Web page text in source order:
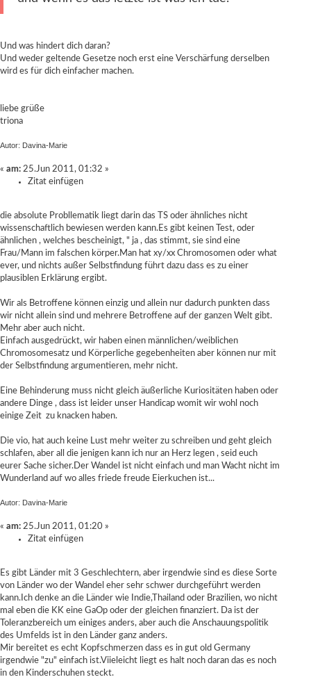
Und was hindert dich daran?
Und weder geltende Gesetze noch erst eine Verschärfung derselben
wird es für dich einfacher machen.
liebe grüße
triona
Autor: Davina-Marie
« am: 25.Jun 2011, 01:32 »
Zitat einfügen
die absolute Probllematik liegt darin das TS oder ähnliches nicht
wissenschaftlich bewiesen werden kann.Es gibt keinen Test, oder
ähnlichen , welches bescheinigt, " ja , das stimmt, sie sind eine
Frau/Mann im falschen körper.Man hat xy/xx Chromosomen oder what
ever, und nichts außer Selbstfindung führt dazu dass es zu einer
plausiblen Erklärung ergibt.
Wir als Betroffene können einzig und allein nur dadurch punkten dass
wir nicht allein sind und mehrere Betroffene auf der ganzen Welt gibt.
Mehr aber auch nicht.
Einfach ausgedrückt, wir haben einen männlichen/weiblichen
Chromosomesatz und Körperliche gegebenheiten aber können nur mit
der Selbstfindung argumentieren, mehr nicht.
Eine Behinderung muss nicht gleich äußerliche Kuriositäten haben oder
andere Dinge , dass ist leider unser Handicap womit wir wohl noch
einige Zeit zu knacken haben.
Die vio, hat auch keine Lust mehr weiter zu schreiben und geht gleich
schlafen, aber all die jenigen kann ich nur an Herz legen , seid euch
eurer Sache sicher.Der Wandel ist nicht einfach und man Wacht nicht im
Wunderland auf wo alles friede freude Eierkuchen ist...
Autor: Davina-Marie
« am: 25.Jun 2011, 01:20 »
Zitat einfügen
Es gibt Länder mit 3 Geschlechtern, aber irgendwie sind es diese Sorte
von Länder wo der Wandel eher sehr schwer durchgeführt werden
kann.Ich denke an die Länder wie Indie,Thailand oder Brazilien, wo nicht
mal eben die KK eine GaOp oder der gleichen finanziert. Da ist der
Toleranzbereich um einiges anders, aber auch die Anschauungspolitik
des Umfelds ist in den Länder ganz anders.
Mir bereitet es echt Kopfschmerzen dass es in gut old Germany
irgendwie "zu" einfach ist.Viieleicht liegt es halt noch daran das es noch
in den Kinderschuhen steckt.